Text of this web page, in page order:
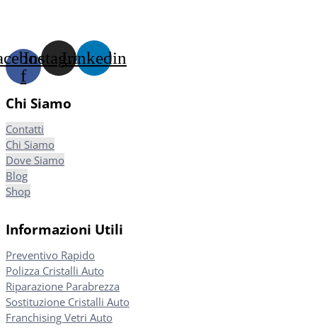
f
InstagramLinkedin
Chi Siamo
Contatti
Chi Siamo
Dove Siamo
Blog
Shop
Informazioni Utili
Preventivo Rapido
Polizza Cristalli Auto
Riparazione Parabrezza
Sostituzione Cristalli Auto
Franchising Vetri Auto